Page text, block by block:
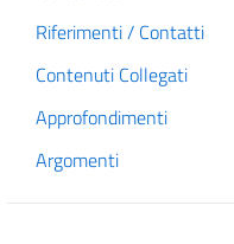
Riferimenti / Contatti
Contenuti Collegati
Approfondimenti
Argomenti